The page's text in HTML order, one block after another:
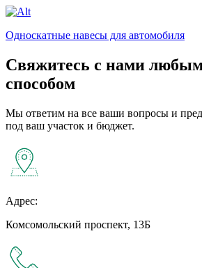
Односкатные навесы для автомобиля
Свяжитесь с нами
способом
Мы ответим на все ваши вопросы и
под ваш участок и бюджет.
Адрес:
Комсомольский проспект, 13Б